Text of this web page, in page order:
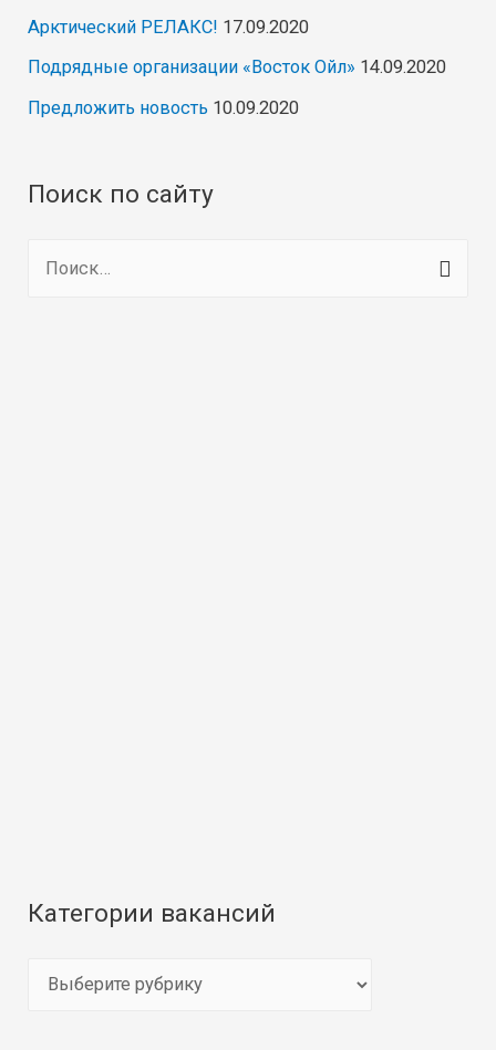
Арктический РЕЛАКС! 17.09.2020
Подрядные организации «Восток Ойл» 14.09.2020
Предложить новость 10.09.2020
Поиск по сайту
Категории вакансий